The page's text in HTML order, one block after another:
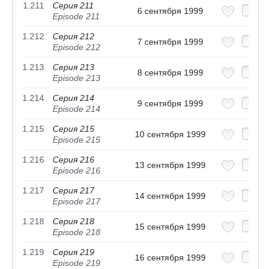
1.211
Серия 211
Episode 211
6 сентября 1999
1.212
Серия 212
Episode 212
7 сентября 1999
1.213
Серия 213
Episode 213
8 сентября 1999
1.214
Серия 214
Episode 214
9 сентября 1999
1.215
Серия 215
Episode 215
10 сентября 1999
1.216
Серия 216
Episode 216
13 сентября 1999
1.217
Серия 217
Episode 217
14 сентября 1999
1.218
Серия 218
Episode 218
15 сентября 1999
1.219
Серия 219
Episode 219
16 сентября 1999